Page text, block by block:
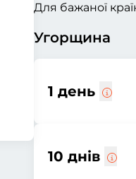
Для бажаної
Угорщина
1 день
10 днів